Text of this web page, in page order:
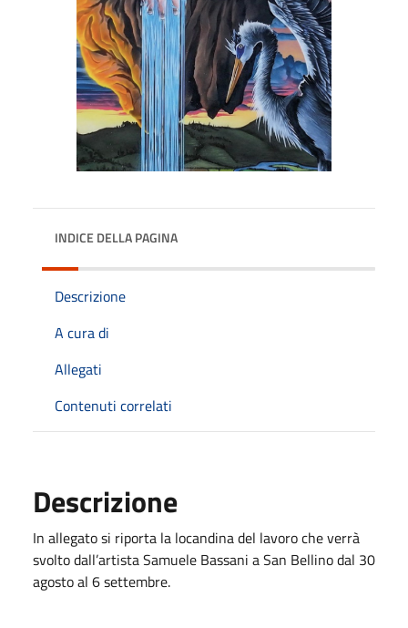
INDICE DELLA PAGINA
Descrizione
A cura di
Allegati
Contenuti correlati
Descrizione
In allegato si riporta la locandina del lavoro che verrà
svolto dall’artista Samuele Bassani a San Bellino dal 30
agosto al 6 settembre.